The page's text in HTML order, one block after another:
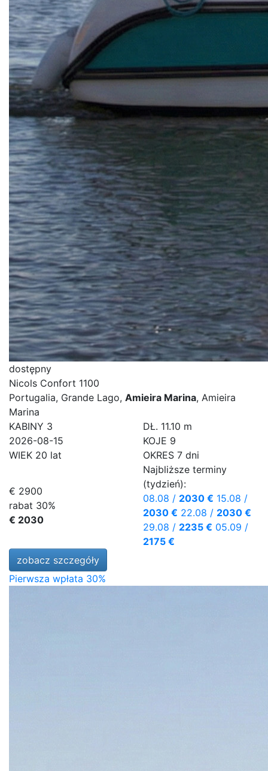
dostępny
Nicols Confort 1100
Portugalia, Grande Lago, Amieira Marina, Amieira
Marina
KABINY 3 DŁ. 11.10 m
2026-08-15
KOJE 9
WIEK 20 lat OKRES 7 dni
€ 2900
rabat 30%
€ 2030
Najbliższe terminy
(tydzień):
08.08 / 2030 € 15.08 /
2030 € 22.08 / 2030 €
29.08 / 2235 € 05.09 /
2175 €
zobacz szczegóły
Pierwsza wpłata 30%